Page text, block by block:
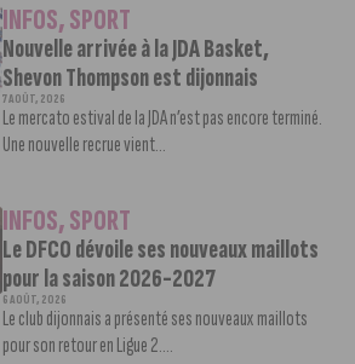
INFOS,SPORT
Nouvelle arrivée à la JDA Basket,
Shevon Thompson est dijonnais
7 AOÛT, 2026
Le mercato estival de la JDA n’est pas encore terminé.
Une nouvelle recrue vient...
INFOS,SPORT
Le DFCO dévoile ses nouveaux maillots
pour la saison 2026-2027
6 AOÛT, 2026
Le club dijonnais a présenté ses nouveaux maillots
pour son retour en Ligue 2....